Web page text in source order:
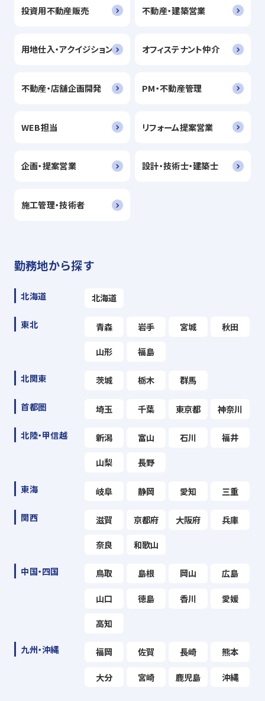
投資用不動産販売 不動産・建築営業
用地仕入・アクイジション オフィステナント仲介
不動産・店舗企画開発 PM・不動産管理
WEB担当 リフォーム提案営業
企画・提案営業 設計・技術士・建築士
施工管理・技術者
勤務地から探す
北海道 北海道
東北 青森 岩手 宮城 秋田
山形 福島
北関東 茨城 栃木 群馬
首都圏 埼玉 千葉 東京都 神奈川
北陸・甲信越 新潟 富山 石川 福井
山梨 長野
東海 岐阜 静岡 愛知 三重
関西 滋賀 京都府 大阪府 兵庫
奈良 和歌山
中国・四国 鳥取 島根 岡山 広島
山口 徳島 香川 愛媛
高知
九州・沖縄 福岡 佐賀 長崎 熊本
大分 宮崎 鹿児島 沖縄